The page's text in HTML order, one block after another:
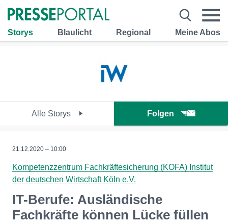
Storys Blaulicht Regional Meine Abos
Alle Storys Folgen
21.12.2020 – 10:00
Kompetenzzentrum Fachkräftesicherung (KOFA) Institut
der deutschen Wirtschaft Köln e.V.
IT-Berufe: Ausländische
Fachkräfte können Lücke füllen